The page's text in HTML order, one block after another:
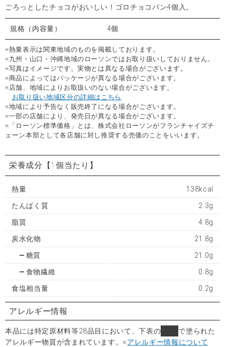
ごろっとしたチョコがおいしい！ゴロチョコパン4個入。
規格（内容量） 4個
※熱量表示は関東地域のものを掲載しております。
※九州・山口・沖縄地域のローソンではお取り扱いしておりません。
※写真はイメージです。実物とは異なる場合がございます。
※商品によってはパッケージが異なる場合がございます。
※店舗、地域によりお取扱いのない場合がございます。
お取り扱い地域区分の詳細はこちら
※地域により予告なく販売終了になる場合がございます。
※一部の店舗により、発売日が異なる場合がございます。
※「ローソン標準価格」とは、株式会社ローソンがフランチャイズチ
ェーン本部として各店舗に対し推奨する売価のことをいいます。
栄養成分 【1個当たり】
熱量 138kcal
たんぱく質 2.3g
脂質 4.8g
炭水化物 21.8g
糖質 21.0g
食物繊維 0.8g
食塩相当量 0.2g
アレルギー情報
本品には特定原材料等28品目において、下表の
で塗られた
アレルギー物質が含まれています。※アレルギー情報について